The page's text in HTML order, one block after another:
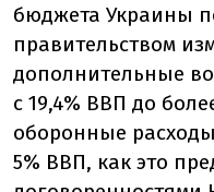
бюджета Украины
правительством
дополнительные
с 19,4% ВВП до
оборонные
5% ВВП, как это